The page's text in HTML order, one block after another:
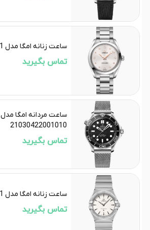
ساعت زنانه امگا مدل 22010286054001
تماس بگیرید
ساعت مردانه امگا مدل
21030422001010
تماس بگیرید
ساعت زنانه امگا مدل 13110286002001
تماس بگیرید